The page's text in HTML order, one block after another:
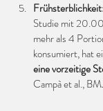
Frühsterblichkeit:
Studie mit
mehr als 4
konsumiert, hat
eine vorzeitige
Campà et al.,